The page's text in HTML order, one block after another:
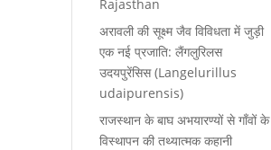
Rajasthan
अरावली की सूक्ष्म जैव विविधता में जुड़ी
एक नई प्रजाति: लैंगलुरिलस
उदयपुरेंसिस (Langelurillus
udaipurensis)
राजस्थान के बाघ अभयारण्यों से गाँवों के
विस्थापन की तथ्यात्मक कहानी